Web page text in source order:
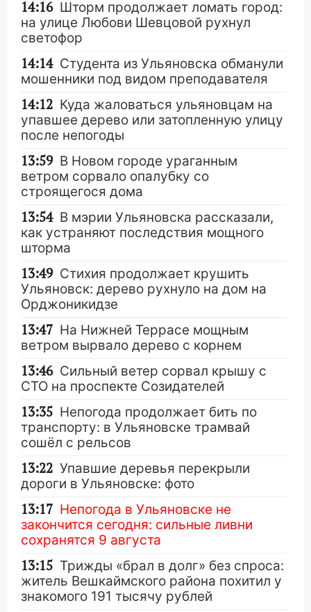
14:16 Шторм продолжает ломать город:
на улице Любови Шевцовой рухнул
светофор
14:14 Студента из Ульяновска обманули
мошенники под видом преподавателя
14:12 Куда жаловаться ульяновцам на
упавшее дерево или затопленную улицу
после непогоды
13:59 В Новом городе ураганным
ветром сорвало опалубку со
строящегося дома
13:54 В мэрии Ульяновска рассказали,
как устраняют последствия мощного
шторма
13:49 Стихия продолжает крушить
Ульяновск: дерево рухнуло на дом на
Орджоникидзе
13:47 На Нижней Террасе мощным
ветром вырвало дерево с корнем
13:46 Сильный ветер сорвал крышу с
СТО на проспекте Созидателей
13:35 Непогода продолжает бить по
транспорту: в Ульяновске трамвай
сошёл с рельсов
13:22 Упавшие деревья перекрыли
дороги в Ульяновске: фото
13:17 Непогода в Ульяновске не
закончится сегодня: сильные ливни
сохранятся 9 августа
13:15 Трижды «брал в долг» без спроса:
житель Вешкаймского района похитил у
знакомого 191 тысячу рублей